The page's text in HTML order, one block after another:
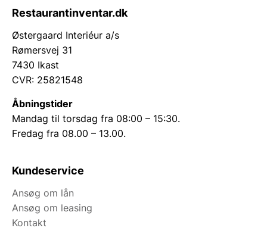
Restaurantinventar.dk
Østergaard Interiéur a/s
Rømersvej 31
7430 Ikast
CVR: 25821548
Åbningstider
Mandag til torsdag fra 08:00 – 15:30.
Fredag fra 08.00 – 13.00.
Kundeservice
Ansøg om lån
Ansøg om leasing
Kontakt